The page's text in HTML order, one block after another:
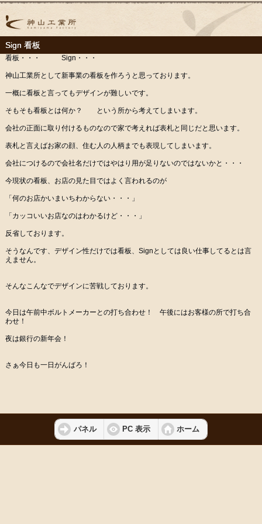
Sign 看板
看板・・・ Sign・・・
神山工業所として新事業の看板を作ろうと思っております。
一概に看板と言ってもデザインが難しいです。
そもそも看板とは何か？ という所から考えてしまいます。
会社の正面に取り付けるものなので家で考えれば表札と同じだと思います。
表札と言えばお家の顔、住む人の人柄までも表現してしまいます。
会社につけるので会社名だけではやはり用が足りないのではないかと・・・
今現状の看板、お店の見た目ではよく言われるのが
「何のお店かいまいちわからない・・・」
「カッコいいお店なのはわかるけど・・・」
反省しております。
そうなんです、デザイン性だけでは看板、Signとしては良い仕事してるとは言
えません。
そんなこんなでデザインに苦戦しております。
今日は午前中ボルトメーカーとの打ち合わせ！ 午後にはお客様の所で打ち合
わせ！
夜は銀行の新年会！
さぁ今日も一日がんばろ！
パネル PC 表示 ホーム